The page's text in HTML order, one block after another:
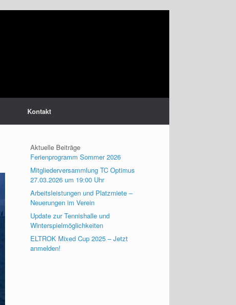
Kontakt
Aktuelle Beiträge
Ferienprogramm Sommer 2026
Mitgliederversammlung TC Optimus
27.03.2026 um 19:00 Uhr
Arbeitsleistungen und Platzmiete –
Neuerungen im Verein
Update zur Tennishalle und
Winterspielmöglichkeiten
ELTROK Mixed Cup 2025 – Jetzt
anmelden!